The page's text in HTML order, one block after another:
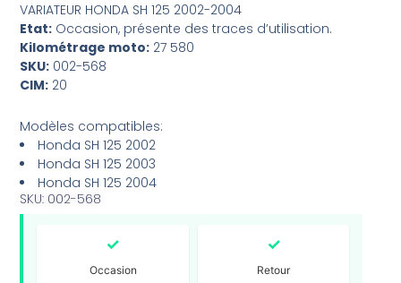
VARIATEUR HONDA SH 125 2002-2004
Etat: Occasion, présente des traces d’utilisation.
Kilométrage moto: 27 580
SKU: 002-568
CIM: 20
Modèles compatibles:
Honda SH 125 2002
Honda SH 125 2003
Honda SH 125 2004
SKU: 002-568
✓
Occasion
✓
Retour